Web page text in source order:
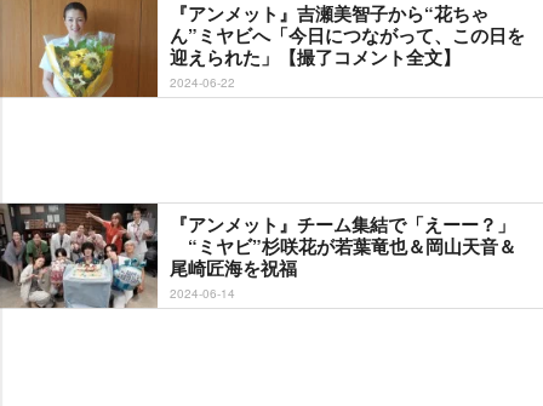
『アンメット』吉瀬美智子から“花ちゃ
ん”ミヤビへ「今日につながって、この日を
迎えられた」【撮了コメント全文】
2024-06-22
『アンメット』チーム集結で「えーー？」
“ミヤビ”杉咲花が若葉竜也＆岡山天音＆
尾崎匠海を祝福
2024-06-14